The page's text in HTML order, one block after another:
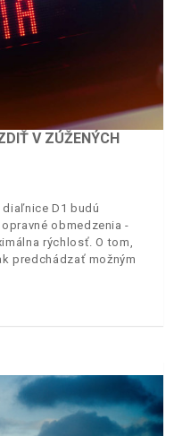
V ZÚŽENÝCH
D1 budú
obmedzenia -
rýchlosť. O tom,
predchádzať možným